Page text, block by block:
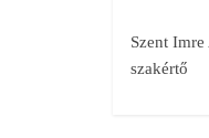
Szent
szakértő